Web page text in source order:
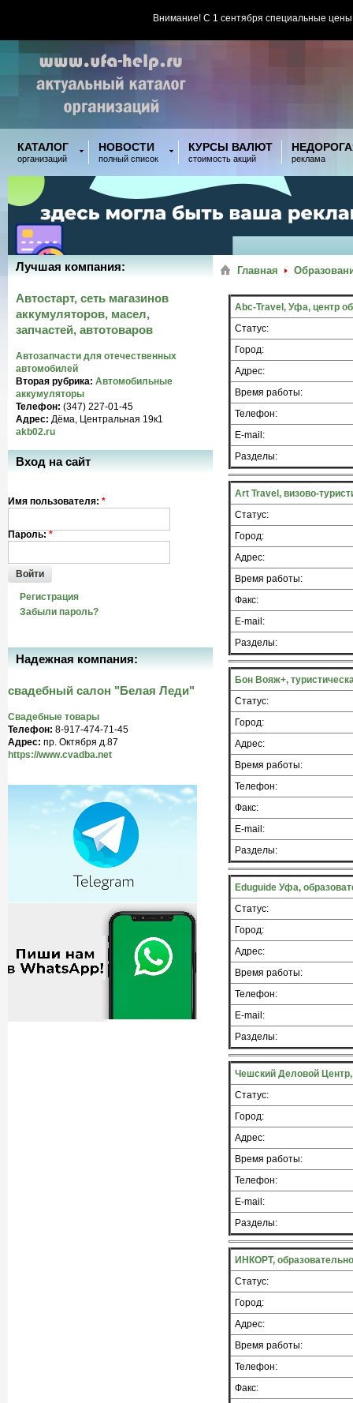
Внимание! С 1 сентября специальные
КАТАЛОГ
организаций
НОВОСТИ
полный список
КУРСЫ ВАЛЮТ
стоимость акций реклама
Главная
Abc-Travel, Уфа, центр
Статус:
Город:
Адрес:
Время работы:
Телефон:
E-mail:
Разделы:
Art Travel, визово-
Статус:
Город:
Адрес:
Время работы:
Факс:
E-mail:
Разделы:
Бон Вояж+,
Статус:
Город:
Адрес:
Время работы:
Телефон:
Факс:
E-mail:
Разделы:
Eduguide Уфа,
Статус:
Город:
Адрес:
Время работы:
Телефон:
E-mail:
Разделы:
Чешский Деловой
Статус:
Город:
Адрес:
Время работы:
Телефон:
E-mail:
Разделы:
ИНКОРТ,
Статус:
Город:
Адрес:
Время работы:
Телефон:
Факс:
Лучшая компания:
Автостарт, сеть магазинов
аккумуляторов, масел,
запчастей, автотоваров
Автозапчасти для отечественных
автомобилей
Вторая рубрика: Автомобильные
аккумуляторы
Телефон: (347) 227-01-45
Адрес: Дёма, Центральная 19к1
akb02.ru
Вход на сайт
Имя пользователя: *
Пароль: *
Войти
Регистрация
Забыли пароль?
Надежная компания:
свадебный салон "Белая Леди"
Свадебные товары
Телефон: 8-917-474-71-45
Адрес: пр. Октября д.87
https://www.cvadba.net